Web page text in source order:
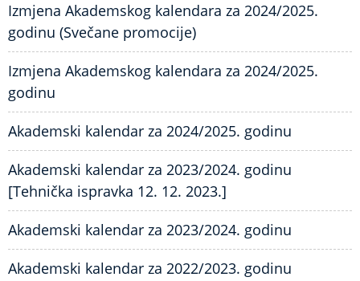
Izmjena Akademskog kalendara za 2024/2025.
godinu (Svečane promocije)
Izmjena Akademskog kalendara za 2024/2025.
godinu
Akademski kalendar za 2024/2025. godinu
Akademski kalendar za 2023/2024. godinu
[Tehnička ispravka 12. 12. 2023.]
Akademski kalendar za 2023/2024. godinu
Akademski kalendar za 2022/2023. godinu